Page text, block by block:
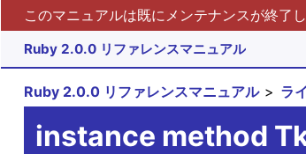
このマニュアルは既にメンテナンスが終了
Ruby 2.0.0 リファレンスマニュアル
Ruby 2.0.0 リファレンスマニュアル ラ
instance method